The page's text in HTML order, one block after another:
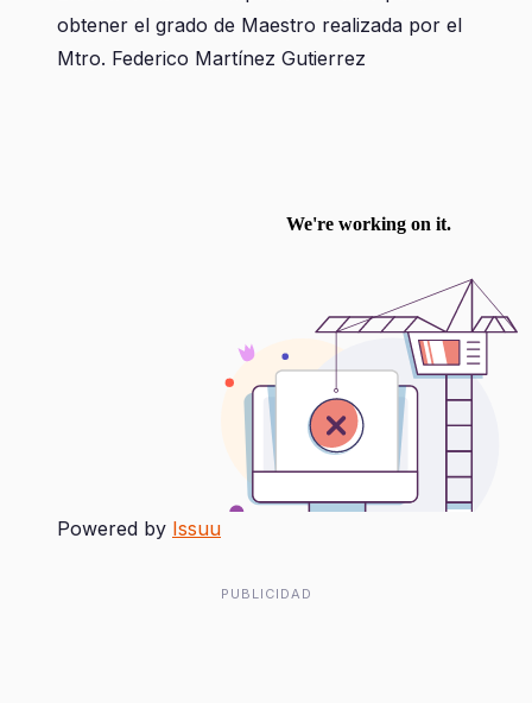
obtener el grado de Maestro realizada por el
Mtro. Federico Martínez Gutierrez
Powered by Issuu
PUBLICIDAD